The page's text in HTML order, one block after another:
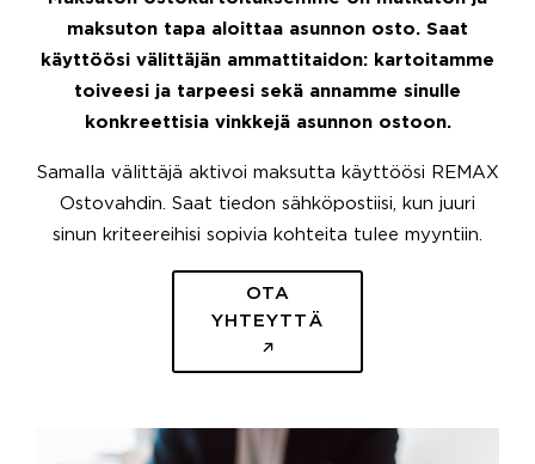
maksuton tapa aloittaa asunnon osto. Saat
käyttöösi välittäjän ammattitaidon: kartoitamme
toiveesi ja tarpeesi sekä annamme sinulle
konkreettisia vinkkejä asunnon ostoon.
Samalla välittäjä aktivoi maksutta käyttöösi REMAX
Ostovahdin. Saat tiedon sähköpostiisi, kun juuri
sinun kriteereihisi sopivia kohteita tulee myyntiin.
OTA
YHTEYTTÄ